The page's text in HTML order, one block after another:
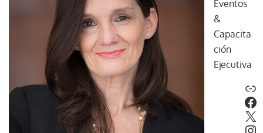
Eventos
&
Capacita
ción
Ejecutiva